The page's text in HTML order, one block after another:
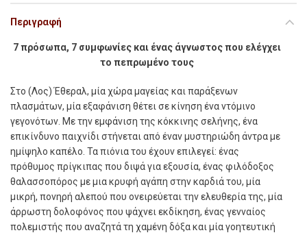
Περιγραφή
7 πρόσωπα, 7 συμφωνίες και ένας άγνωστος που ελέγχει
το πεπρωμένο τους
Στο (Λος) Έθεραλ, µία χώρα µαγείας και παράξενων
πλασµάτων, µία εξαφάνιση θέτει σε κίνηση ένα ντόµινο
γεγονότων. Με την εµφάνιση της κόκκινης σελήνης, ένα
επικίνδυνο παιχνίδι στήνεται από έναν µυστηριώδη άντρα µε
ηµίψηλο καπέλο. Τα πιόνια του έχουν επιλεγεί: ένας
πρόθυµος πρίγκιπας που διψά για εξουσία, ένας φιλόδοξος
θαλασσοπόρος µε µια κρυφή αγάπη στην καρδιά του, µία
µικρή, πονηρή αλεπού που ονειρεύεται την ελευθερία της, µία
άρρωστη δολοφόνος που ψάχνει εκδίκηση, ένας γενναίος
πολεµιστής που αναζητά τη χαµένη δόξα και µία γοητευτική